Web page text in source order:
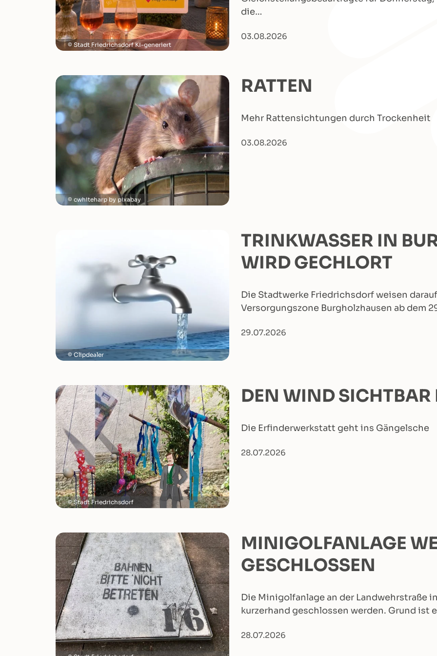
Stadt Friedrichsdorf KI-generiert
die…
03.08.2026
cwhiteharp by pixabay
RATTEN
Mehr Rattensichtungen durch Trockenheit
03.08.2026
Clipdealer
TRINKWASSER IN
WIRD GECHLORT
Die Stadtwerke Friedrichsdorf weisen
Versorgungszone Burgholzhausen ab dem
29.07.2026
Stadt Friedrichsdorf
DEN WIND
Die Erfinderwerkstatt geht ins Gängelsche
28.07.2026
MINIGOLFANLAGE
GESCHLOSSEN
Die Minigolfanlage an der Landwehrstraße
kurzerhand geschlossen werden. Grund
28.07.2026